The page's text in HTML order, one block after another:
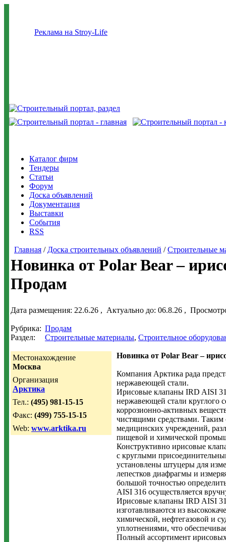
Реклама на Stroy-Life
Каталог фирм
Тендеры
Статьи
Форум
Доска объявлений
Документация
Выставки
События
RSS
Главная / Доска строительных объявлений /Строительные
Новинка от Polar Bear –
Продам
Дата размещения: 22.6.26 , Актуально до: 06.8.26 ,
Рубрика: Продам
Раздел:
Строительные материалы, Строительное
Местонахождение
Москва
Организация
Арктика
Тел.: (495) 981-15-15
Факс: (499) 755-15-15
Web: www.arktika.ru
Новинка от Polar Bear –
Компания Арктика рада
нержавеющей стали.
Ирисовые клапаны IRD AISI
нержавеющей стали круглого
коррозионно-активных
чистящими средствами. Таким
медицинских учреждений,
пищевой и химической
Конструктивно ирисовые
с круглыми
установлены штуцеры для
лепестков диафрагмы и
большой точностью
AISI 316 осуществляется
Ирисовые клапаны IRD AISI
изготавливаются из
химической, нефтегазовой и
уплотнениями, что
Полный ассортимент